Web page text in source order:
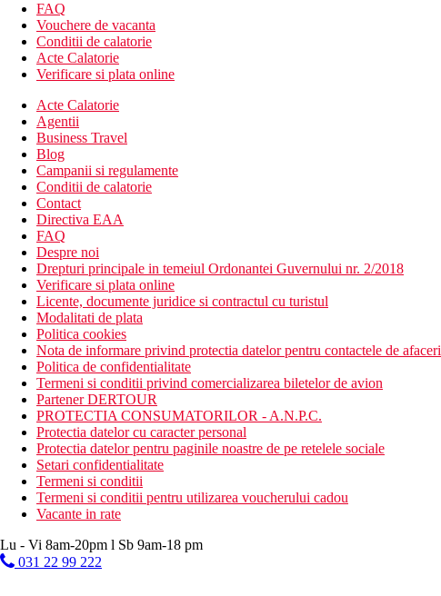
FAQ
Vouchere de vacanta
Conditii de calatorie
Acte Calatorie
Verificare si plata online
Acte Calatorie
Agentii
Business Travel
Blog
Campanii si regulamente
Conditii de calatorie
Contact
Directiva EAA
FAQ
Despre noi
Drepturi principale in temeiul Ordonantei Guvernului nr. 2/2018
Verificare si plata online
Licente, documente juridice si contractul cu turistul
Modalitati de plata
Politica cookies
Nota de informare privind protectia datelor pentru contactele de afaceri
Politica de confidentialitate
Termeni si conditii privind comercializarea biletelor de avion
Partener DERTOUR
PROTECTIA CONSUMATORILOR - A.N.P.C.
Protectia datelor cu caracter personal
Protectia datelor pentru paginile noastre de pe retelele sociale
Setari confidentialitate
Termeni si conditii
Termeni si conditii pentru utilizarea voucherului cadou
Vacante in rate
Lu - Vi 8am-20pm l Sb 9am-18 pm
031 22 99 222